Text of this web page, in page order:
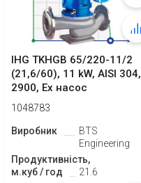
IHG TKHGB 65/220-11/2
(21,6/60), 11 kW, AISI 304,
2900, Ex насос
нержавіючий ...
1048783
Виробник
BTS
Engineering
Продуктивність,
м.куб / год
21.6